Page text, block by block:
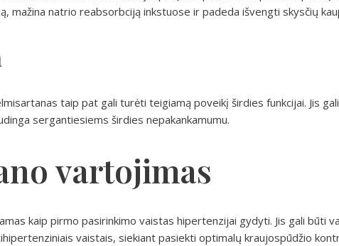
mažina natrio reabsorbciją inkstuose ir padeda išvengti skysčių
taip pat gali turėti teigiamą poveikį širdies funkcijai. Jis
sergantiesiems širdies nepakankamumu.
vartojimas
kaip pirmo pasirinkimo vaistas hipertenzijai gydyti. Jis gali būti
vaistais, siekiant pasiekti optimalų kraujospūdžio